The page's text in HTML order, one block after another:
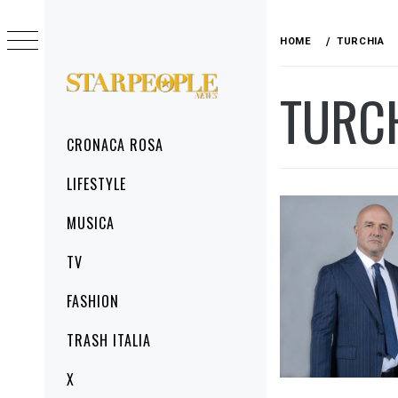
STARPEOPLENEWS
MenuCRONACA ROSA
LIFESTYLE
MUSICA
TV
FASHION
TRASH ITALIA
X
to
content
HOME TURCHIA